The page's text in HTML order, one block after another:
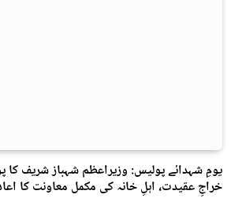
یومِ شہدائے پولیس: وزیراعظم شہباز شریف کا
خراجِ عقیدت، اہلِ خانہ کی مکمل معاونت کا